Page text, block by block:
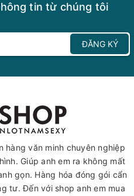
tin từ chúng tôi
ĐĂNG KÝ
hàng văn minh chuyên nghiệp
Giúp anh em ra không mất
gọn. Hàng hóa đóng gói cẩn
tư. Đến với shop anh em mua